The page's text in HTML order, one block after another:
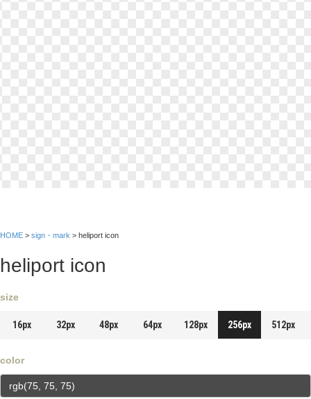
HOME > sign・mark > heliport icon
heliport icon
size
16px 32px 48px 64px 128px 256px 512px
color